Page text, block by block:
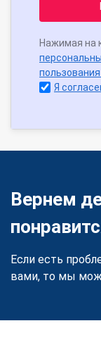
Нажимая на
Я
Вернем
Если есть
вами, то мы